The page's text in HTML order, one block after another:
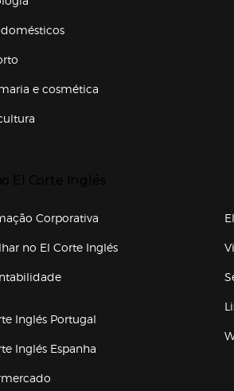
e cosmética
Corporativa
no El Corte Inglés(abre en nueva
Inglés Portugal
Inglés Espanha